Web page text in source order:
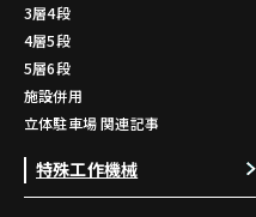
3層4段
4層5段
5層6段
施設併用
立体駐車場 関連記事
特殊工作機械